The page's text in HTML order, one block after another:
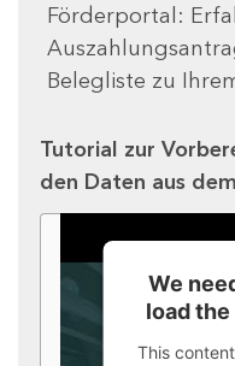
Förderportal:
Belegliste zu
Tutorial zur
den Daten aus
We
load
This